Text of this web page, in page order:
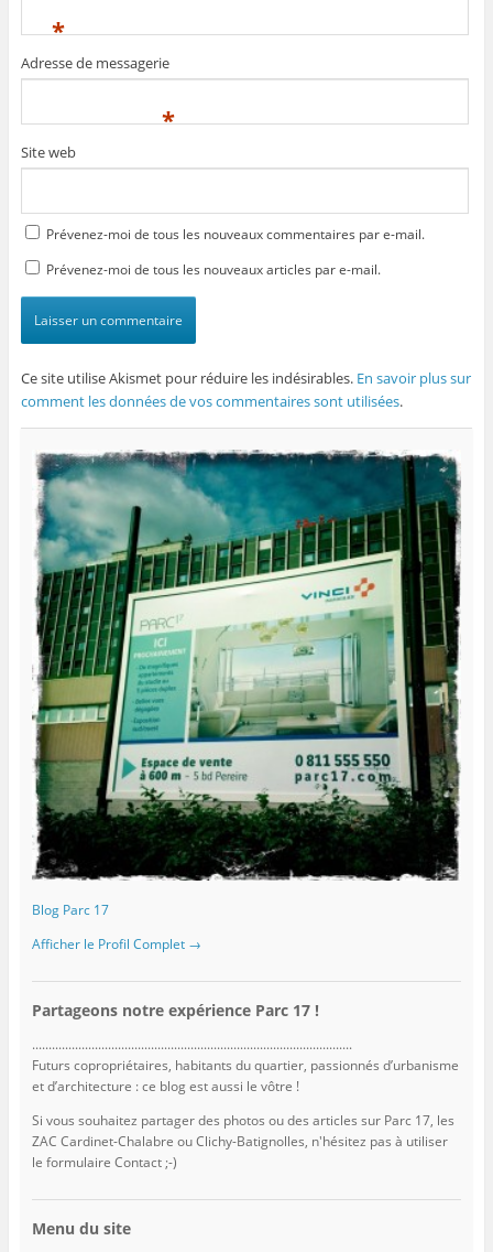
*
Adresse de messagerie
*
Site web
Prévenez-moi de tous les nouveaux commentaires par e-mail.
Prévenez-moi de tous les nouveaux articles par e-mail.
Ce site utilise Akismet pour réduire les indésirables. En savoir plus sur
comment les données de vos commentaires sont utilisées.
Blog Parc 17
Afficher le Profil Complet →
Partageons notre expérience Parc 17 !
.................................................................................................
Futurs copropriétaires, habitants du quartier, passionnés d’urbanisme
et d’architecture : ce blog est aussi le vôtre !
Si vous souhaitez partager des photos ou des articles sur Parc 17, les
ZAC Cardinet-Chalabre ou Clichy-Batignolles, n'hésitez pas à utiliser
le formulaire Contact ;-)
Menu du site